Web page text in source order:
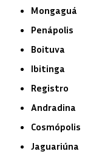
Mongaguá
Penápolis
Boituva
Ibitinga
Registro
Andradina
Cosmópolis
Jaguariúna